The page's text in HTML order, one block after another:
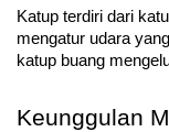
Katup terdiri dari
mengatur udara
katup buang
Keunggulan